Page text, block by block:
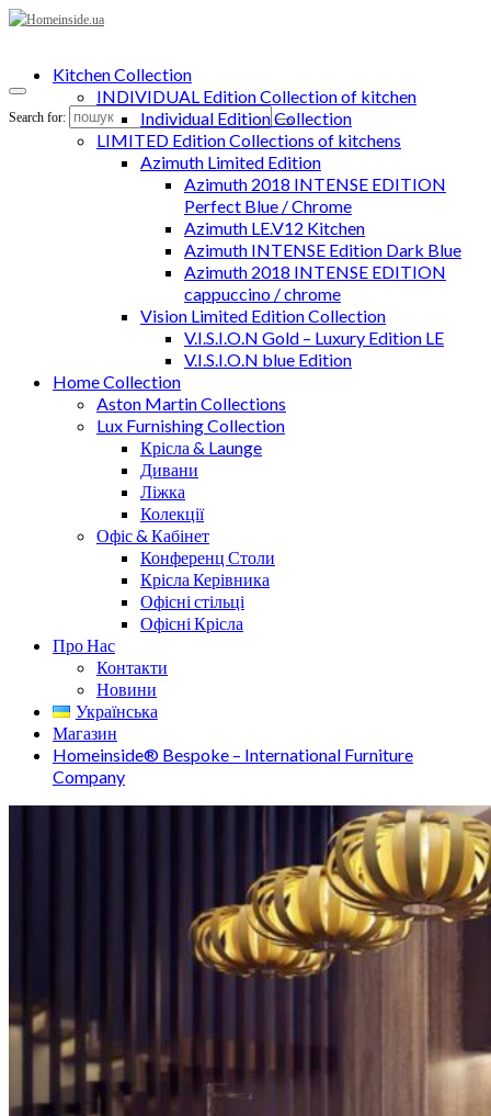
Search for:
Kitchen Collection
INDIVIDUAL Edition Collection of kitchen
Individual Edition Collection
LIMITED Edition Collections of kitchens
Azimuth Limited Edition
Azimuth 2018 INTENSE EDITION
Perfect Blue / Chrome
Azimuth LE.V12 Kitchen
Azimuth INTENSE Edition Dark Blue
Azimuth 2018 INTENSE EDITION
cappuccino / chrome
Vision Limited Edition Collection
V.I.S.I.O.N Gold – Luxury Edition LE
V.I.S.I.O.N blue Edition
Home Collection
Aston Martin Collections
Lux Furnishing Collection
Крісла & Launge
Дивани
Ліжка
Колекції
Офіс & Кабінет
Конференц Столи
Крісла Керівника
Офісні стільці
Офісні Крісла
Про Нас
Контакти
Новини
Українська
Магазин
Homeinside® Bespoke – International Furniture
Company